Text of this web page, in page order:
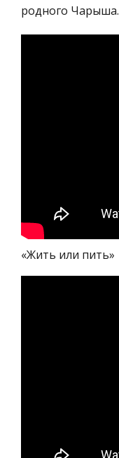
родного Чарыша.
«Жить или пить»